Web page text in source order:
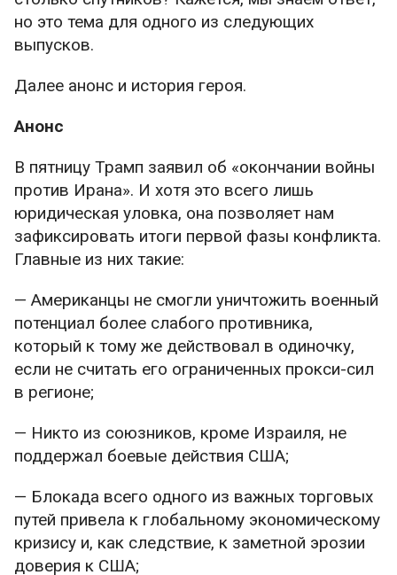
но это тема для одного из следующих
выпусков.
Далее анонс и история героя.
Анонс
В пятницу Трамп заявил об «окончании войны
против Ирана». И хотя это всего лишь
юридическая уловка, она позволяет нам
зафиксировать итоги первой фазы конфликта.
Главные из них такие:
— Американцы не смогли уничтожить военный
потенциал более слабого противника,
который к тому же действовал в одиночку,
если не считать его ограниченных прокси-сил
в регионе;
— Никто из союзников, кроме Израиля, не
поддержал боевые действия США;
— Блокада всего одного из важных торговых
путей привела к глобальному экономическому
кризису и, как следствие, к заметной эрозии
доверия к США;